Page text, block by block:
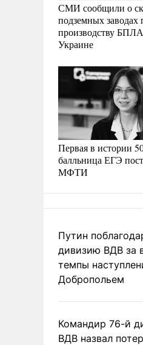
СМИ сообщили о
подземных заводах
производству
Украине
Первая в истории
балльница ЕГЭ
МФТИ
Путин
дивизию ВДВ за
темпы
Добропольем
Командир 76-й
ВДВ назвал